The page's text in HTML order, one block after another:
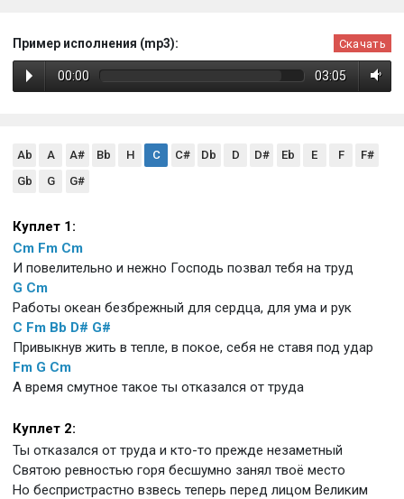
Пример исполнения (mp3): Скачать
00:00 03:05
Ab A A# Bb H C C# Db D D# Eb E F
F#
Gb
G G#
Куплет 1:
Cm Fm Cm
И повелительно и нежно Господь позвал тебя на труд
G Cm
Работы океан безбрежный для сердца, для ума и рук
C Fm Bb D# G#
Привыкнув жить в тепле, в покое, себя не ставя под удар
Fm G Cm
А время смутное такое ты отказался от труда
Куплет 2:
Ты отказался от труда и кто-то прежде незаметный
Святою ревностью горя бесшумно занял твоё место
Но беспристрастно взвесь теперь перед лицом Великим